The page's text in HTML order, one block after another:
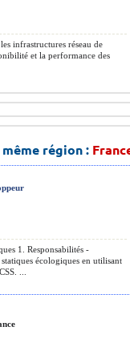
infrastructures réseau de
et la performance des
région :
1. Responsabilités -
écologiques en utilisant
...